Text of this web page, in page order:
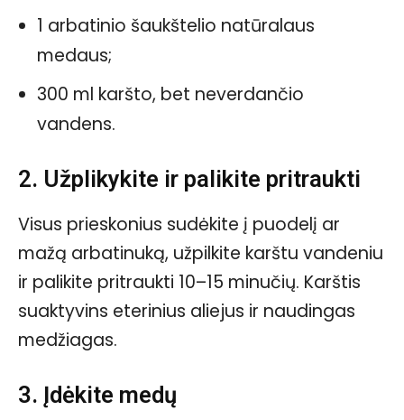
1 arbatinio šaukštelio natūralaus
medaus;
300 ml karšto, bet neverdančio
vandens.
2. Užplikykite ir palikite pritraukti
Visus prieskonius sudėkite į puodelį ar
mažą arbatinuką, užpilkite karštu vandeniu
ir palikite pritraukti 10–15 minučių. Karštis
suaktyvins eterinius aliejus ir naudingas
medžiagas.
3. Įdėkite medų